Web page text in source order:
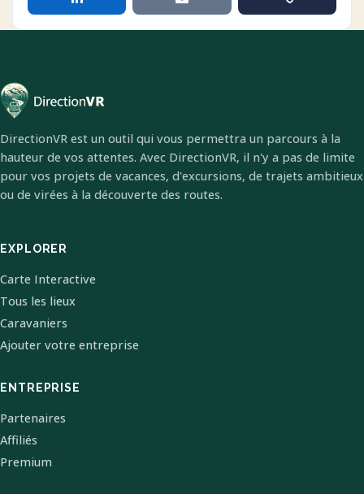
DirectionVR est un outil qui vous permettra un parcours à la
hauteur de vos attentes. Avec DirectionVR, il n'y a pas de limite
pour vos projets de vacances, d'excursions, de trajets ambitieux
ou de virées à la découverte des routes.
EXPLORER
Carte Interactive
Tous les lieux
Caravaniers
Ajouter votre entreprise
ENTREPRISE
Partenaires
Affiliés
Premium